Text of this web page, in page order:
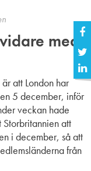
med
att London har
5 december, inför
veckan hade
Storbritannien att
i december, så att
från